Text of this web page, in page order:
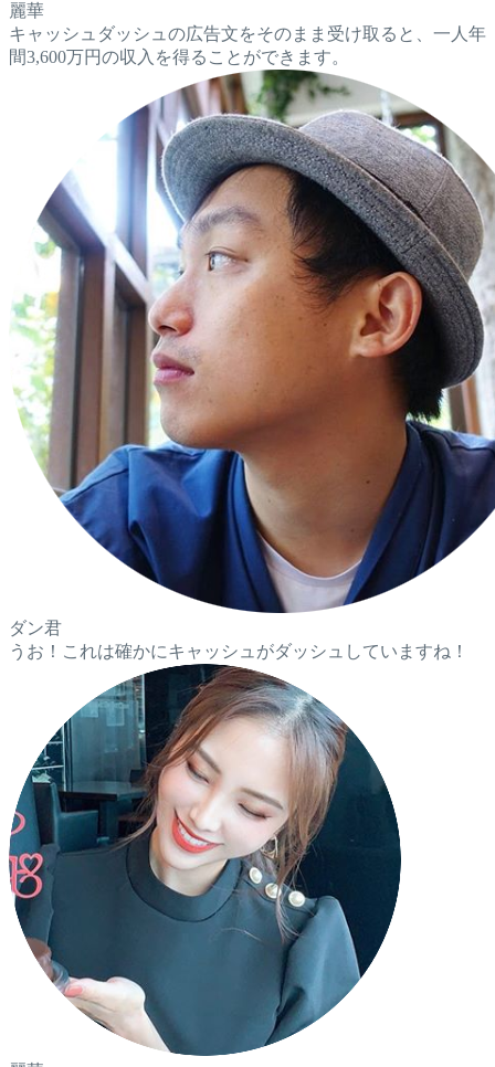
麗華
キャッシュダッシュの広告文をそのまま受け取ると、一人年
間3,600万円の収入を得ることができます。
ダン君
うお！これは確かにキャッシュがダッシュしていますね！